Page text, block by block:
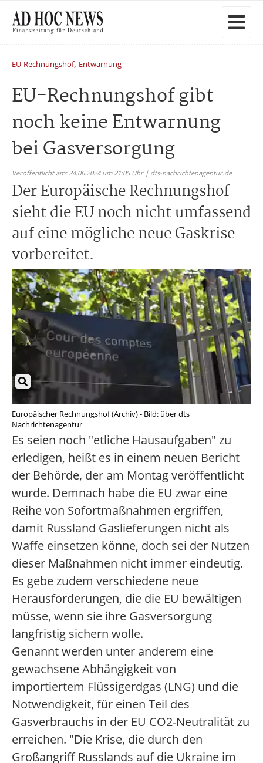
EU-Rechnungshof, Entwarnung
EU-Rechnungshof gibt
noch keine Entwarnung
bei Gasversorgung
Veröffentlicht am: 24.06.2024 um 21:05 Uhr | dts-nachrichtenagentur.de
Der Europäische Rechnungshof
sieht die EU noch nicht umfassend
auf eine mögliche neue Gaskrise
vorbereitet.
Europäischer Rechnungshof (Archiv) - Bild: über dts
Nachrichtenagentur
Es seien noch "etliche Hausaufgaben" zu
erledigen, heißt es in einem neuen Bericht
der Behörde, der am Montag veröffentlicht
wurde. Demnach habe die EU zwar eine
Reihe von Sofortmaßnahmen ergriffen,
damit Russland Gaslieferungen nicht als
Waffe einsetzen könne, doch sei der Nutzen
dieser Maßnahmen nicht immer eindeutig.
Es gebe zudem verschiedene neue
Herausforderungen, die die EU bewältigen
müsse, wenn sie ihre Gasversorgung
langfristig sichern wolle.
Genannt werden unter anderem eine
gewachsene Abhängigkeit von
importiertem Flüssigerdgas (LNG) und die
Notwendigkeit, für einen Teil des
Gasverbrauchs in der EU CO2-Neutralität zu
erreichen. "Die Krise, die durch den
Großangriff Russlands auf die Ukraine im